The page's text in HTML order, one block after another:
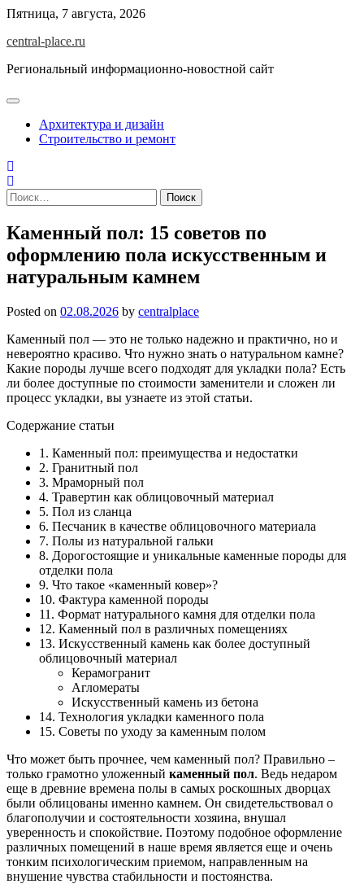
Skip
content
Пятница, 7 августа, 2026
central-place.ru
Региональный информационно-новостной сайт
Архитектура и дизайн
Строительство и ремонт
Найти:
Каменный пол: 15 советов по
оформлению пола искусственным и
натуральным камнем
Posted on 02.08.2026 by centralplace
Каменный пол — это не только надежно и практично, но и
невероятно красиво. Что нужно знать о натуральном камне?
Какие породы лучше всего подходят для укладки пола? Есть
ли более доступные по стоимости заменители и сложен ли
процесс укладки, вы узнаете из этой статьи.
Содержание статьи
1. Каменный пол: преимущества и недостатки
2. Гранитный пол
3. Мраморный пол
4. Травертин как облицовочный материал
5. Пол из сланца
6. Песчаник в качестве облицовочного материала
7. Полы из натуральной гальки
8. Дорогостоящие и уникальные каменные породы для
отделки пола
9. Что такое «каменный ковер»?
10. Фактура каменной породы
11. Формат натурального камня для отделки пола
12. Каменный пол в различных помещениях
13. Искусственный камень как более доступный
облицовочный материал
Керамогранит
Агломераты
Искусственный камень из бетона
14. Технология укладки каменного пола
15. Советы по уходу за каменным полом
Что может быть прочнее, чем каменный пол? Правильно –
только грамотно уложенный каменный пол. Ведь недаром
еще в древние времена полы в самых роскошных дворцах
были облицованы именно камнем. Он свидетельствовал о
благополучии и состоятельности хозяина, внушал
уверенность и спокойствие. Поэтому подобное оформление
различных помещений в наше время является еще и очень
тонким психологическим приемом, направленным на
внушение чувства стабильности и постоянства.